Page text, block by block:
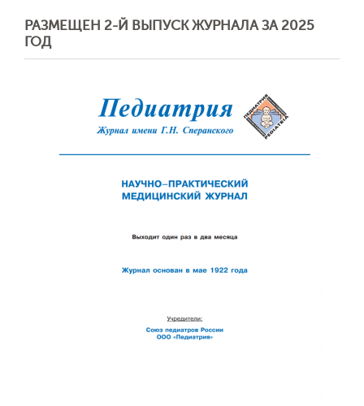
РАЗМЕЩЕН 2-Й ВЫПУСК ЖУРНАЛА ЗА 2025
ГОД